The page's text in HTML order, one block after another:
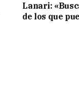
Lanari:
de los que